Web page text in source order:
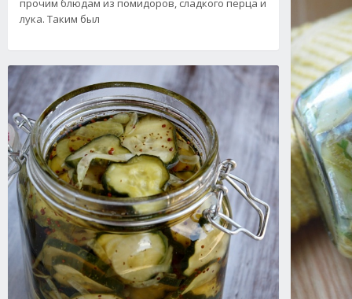
прочим блюдам из помидоров, сладкого перца и
лука. Таким был